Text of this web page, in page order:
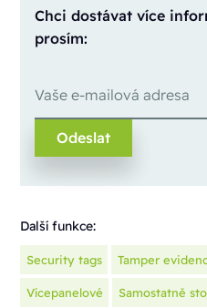
Chci dostávat více
prosím:
Další funkce:
Security tags Tamper
Vícepanelové Samostatně